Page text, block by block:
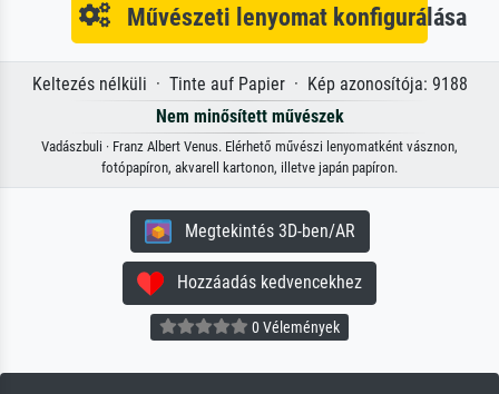
Művészeti lenyomat konfigurálása
Keltezés nélküli · Tinte auf Papier · Kép azonosítója: 9188
Nem minősített művészek
Vadászbuli · Franz Albert Venus. Elérhető művészi lenyomatként vásznon,
fotópapíron, akvarell kartonon, illetve japán papíron.
Megtekintés 3D-ben/AR
Hozzáadás kedvencekhez
0 Vélemények